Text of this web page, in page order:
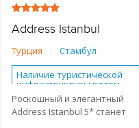
Address Istanbul
Турция
Стамбул
Наличие туристической
инфраструктуры рядом
Городской более 3 км от
центра города
Роскошный и элегантный
Address Istanbul 5* станет